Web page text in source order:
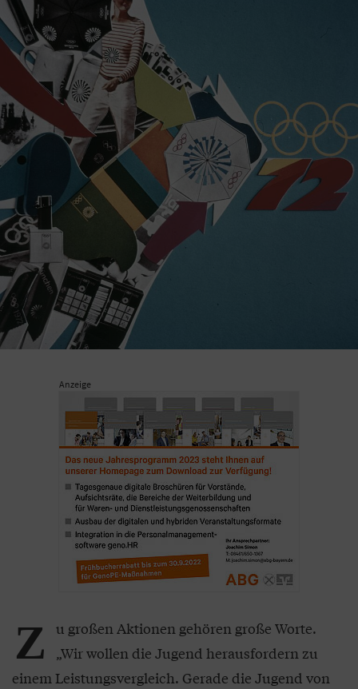
Anzeige
Z u großen Aktionen gehören große Worte.
„Wir wollen die Jugend herausfordern zu
einem Leistungsvergleich. Gerade die Jugend von